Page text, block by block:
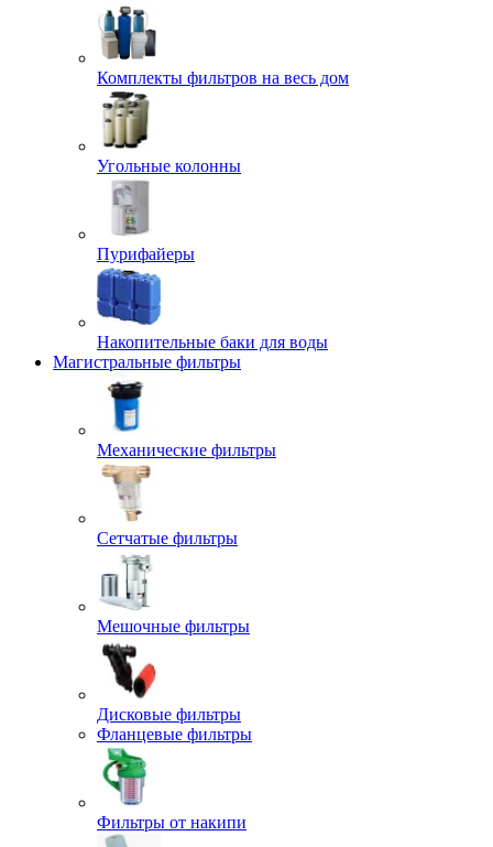
Комплекты фильтров на весь дом
Угольные колонны
Пурифайеры
Накопительные баки для воды
Магистральные фильтры
Механические фильтры
Сетчатые фильтры
Мешочные фильтры
Дисковые фильтры
Фланцевые фильтры
Фильтры от накипи